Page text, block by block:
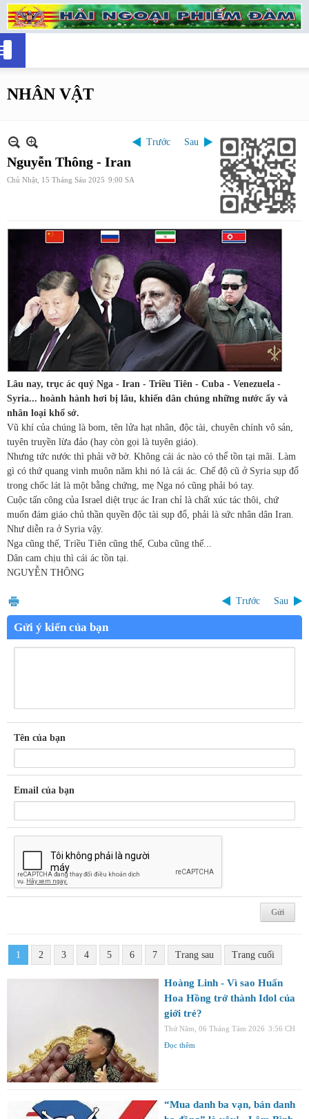
NHÂN VẬT
Trước Sau
Nguyễn Thông - Iran
Chủ Nhật, 15 Tháng Sáu 2025 9:00 SA
Lâu nay, trục ác quỷ Nga - Iran - Triều Tiên - Cuba - Venezuela -
Syria... hoành hành hơi bị lâu, khiến dân chúng những nước ấy và
nhân loại khổ sở.
Vũ khí của chúng là bom, tên lửa hạt nhân, độc tài, chuyên chính vô sản,
tuyên truyền lừa đảo (hay còn gọi là tuyên giáo).
Nhưng tức nước thì phải vỡ bờ. Không cái ác nào có thể tồn tại mãi. Làm
gì có thứ quang vinh muôn năm khi nó là cái ác. Chế độ cũ ở Syria sụp đổ
trong chốc lát là một bằng chứng, mẹ Nga nó cũng phải bó tay.
Cuộc tấn công của Israel diệt trục ác Iran chỉ là chất xúc tác thôi, chứ
muốn đám giáo chủ thần quyền độc tài sụp đổ, phải là sức nhân dân Iran.
Như diễn ra ở Syria vậy.
Nga cũng thế, Triều Tiên cũng thế, Cuba cũng thế...
Dân cam chịu thì cái ác tồn tại.
NGUYỄN THÔNG
Trước Sau
Gửi ý kiến của bạn
Tên của bạn
Email của bạn
1 2 3 4 5 6 7 Trang sau Trang cuối
Hoàng Linh - Vì sao Huấn
Hoa Hồng trở thành Idol của
giới trẻ?
Thứ Năm, 06 Tháng Tám 2026 3:56 CH
Đọc thêm
“Mua danh ba vạn, bán danh